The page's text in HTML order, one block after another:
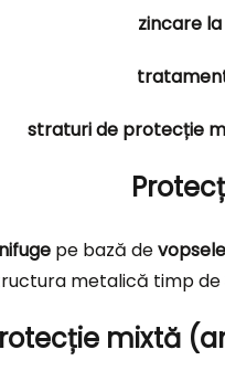
zincare
straturi de protecție
pe bază de
metalică timp de
mixtă